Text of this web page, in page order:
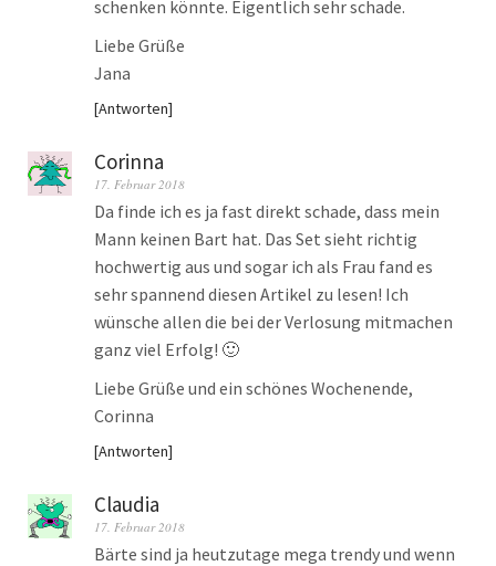
schenken könnte. Eigentlich sehr schade.
Liebe Grüße
Jana
Antworten
Corinna
17. Februar 2018
Da finde ich es ja fast direkt schade, dass mein
Mann keinen Bart hat. Das Set sieht richtig
hochwertig aus und sogar ich als Frau fand es
sehr spannend diesen Artikel zu lesen! Ich
wünsche allen die bei der Verlosung mitmachen
ganz viel Erfolg! 🙂
Liebe Grüße und ein schönes Wochenende,
Corinna
Antworten
Claudia
17. Februar 2018
Bärte sind ja heutzutage mega trendy und wenn